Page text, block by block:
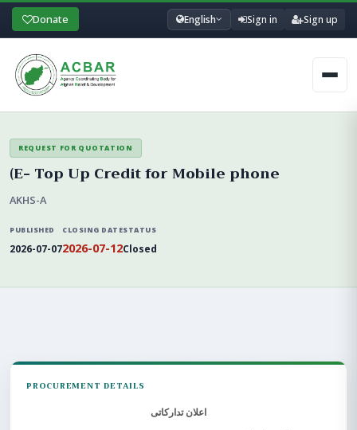
Donate English Sign in Sign up
REQUEST FOR QUOTATION
(E- Top Up Credit for Mobile phone
AKHS-A
PUBLISHED
2026-07-07
CLOSING DATE
2026-07-12
STATUS
Closed
PROCUREMENT DETAILS
اعلانتدارکاتی